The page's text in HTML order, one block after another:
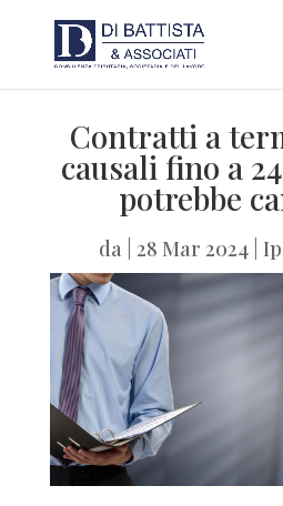
Contratti a
causali fino a
potrebbe
da |28 Mar 2024 |